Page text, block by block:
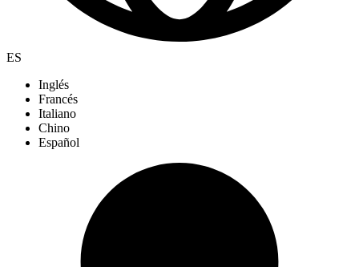
ES
Inglés
Francés
Italiano
Chino
Español